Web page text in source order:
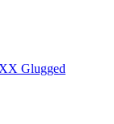
Glugged